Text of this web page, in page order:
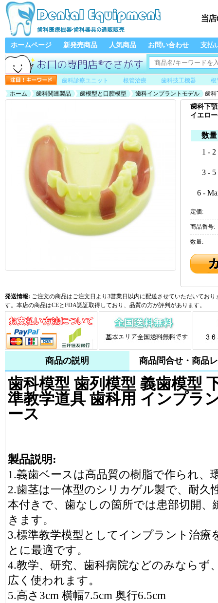
ホームページ 新発売商品 人気商品 お問い合わせ 支払
歯科診療ユニット 根管治療 歯科技工機器
根
ホーム
歯科関連製品 歯模型と口腔模型 歯科インプラントモデル 歯科
歯科下
イエロ
数量
1 - 2
3 - 5
6 -
定価:
商品番号:
数量:
発送情報: ご注文の商品はご注文日より3営業日以内に配送させていただいてお
す。本店の商品はCEとFDA認証取得しており、品質の方が評判があります。
商品の説明 商品問合せ・商品
歯科模型 歯列模型 義歯模型
準教学道具 歯科用 インプラ
ース
製品説明:
1.義歯ベースは高品質の樹脂で作られ、
2.歯茎は一体型のシリカゲル製で、耐久
本付きで、歯なしの箇所では患部切開
きます。
3.標準教学模型としてインプラント治
とに最適です。
4.教学、研究、歯科病院などのみならず
広く使われます。
5.高さ3cm 横幅7.5cm 奥行6.5cm